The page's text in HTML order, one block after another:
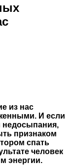
из нас
И если
недосыпания,
признаком
спать
человек
энергии.